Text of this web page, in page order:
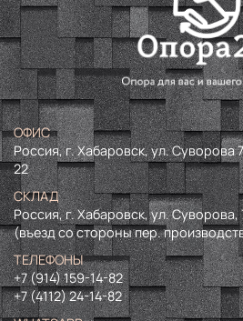
ОФИС
Россия, г. Хабаровск, ул. Суворова
22
СКЛАД
Россия, г. Хабаровск, ул. Суворова,
(въезд со стороны пер.
ТЕЛЕФОНЫ
+7 (914) 159-14-82
+7 (4112) 24-14-82